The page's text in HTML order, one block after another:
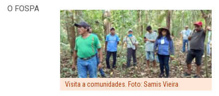
Visita a comunidades. Foto: Samis Vieira
O FOSPA